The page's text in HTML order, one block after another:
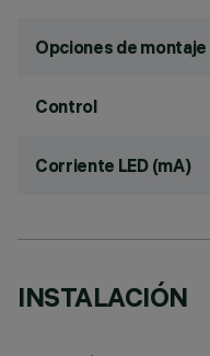
Opciones de montaje
Control
Corriente LED (mA)
INSTALACIÓN